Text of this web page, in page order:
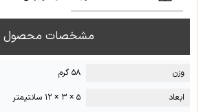
مشخصات محصول
وزن
۵۸ گرم
ابعاد
۵ × ۳ × ۱۲ سانتیمتر